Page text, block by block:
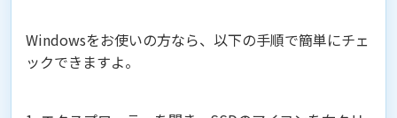
Windowsをお使いの方なら、以下の手順で簡単にチェ
ックできますよ。